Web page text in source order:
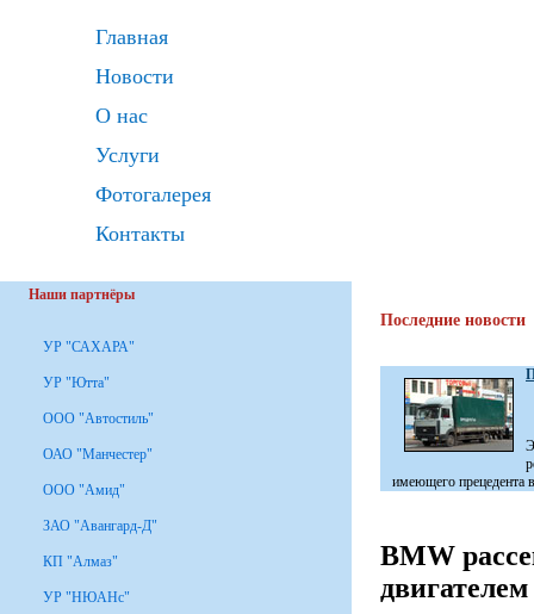
Главная
Новости
О нас
Услуги
Фотогалерея
Контакты
Наши партнёры
УР "САХАРА"
УР "Ютта"
ООО "Автостиль"
ОАО "Манчестер"
ООО "Амид"
ЗАО "Авангард-Д"
КП "Алмаз"
УР "НЮАНс"
Последние новости
имеющего прецедента
BMW